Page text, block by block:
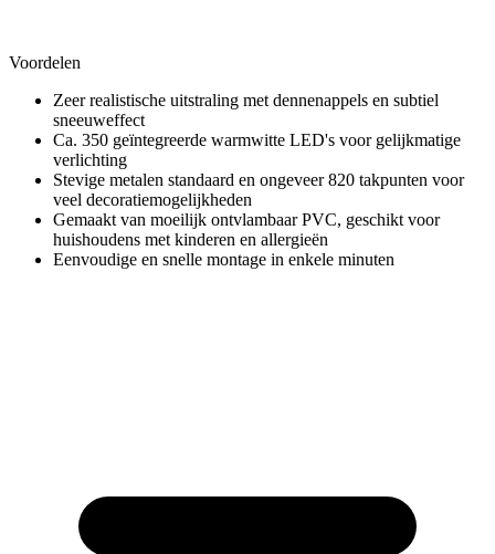
Voordelen
Zeer realistische uitstraling met dennenappels en subtiel
sneeuweffect
Ca. 350 geïntegreerde warmwitte LED's voor gelijkmatige
verlichting
Stevige metalen standaard en ongeveer 820 takpunten voor
veel decoratiemogelijkheden
Gemaakt van moeilijk ontvlambaar PVC, geschikt voor
huishoudens met kinderen en allergieën
Eenvoudige en snelle montage in enkele minuten